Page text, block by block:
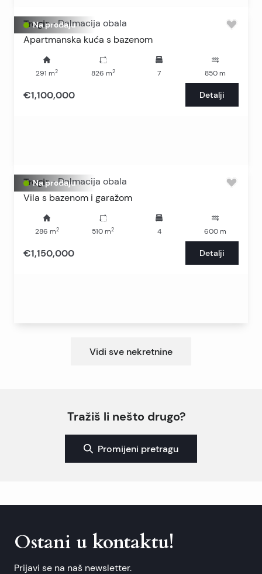
Na prodaju
Trogir - Dalmacija obala
Apartmanska kuća s bazenom
291 m2 826 m2 7 850 m
€1,100,000 Detalji
Na prodaju
Trogir - Dalmacija obala
Vila s bazenom i garažom
286 m2 510 m2 4 600 m
€1,150,000 Detalji
Vidi sve nekretnine
Tražiš li nešto drugo?
Promijeni pretragu
Ostani u kontaktu!
Prijavi se na naš newsletter.